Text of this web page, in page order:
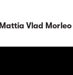
Mattia Vlad Morleo